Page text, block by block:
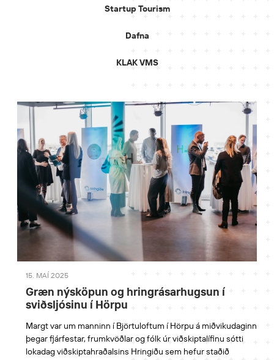
Startup Tourism
Dafna
KLAK VMS
15. MAÍ 2025
Græn nýsköpun og hringrásarhugsun í
sviðsljósinu í Hörpu
Margt var um manninn í Björtuloftum í Hörpu á miðvikudaginn
þegar fjárfestar, frumkvöðlar og fólk úr viðskiptalífinu sótti
lokadag viðskiptahraðalsins Hringiðu sem hefur staðið